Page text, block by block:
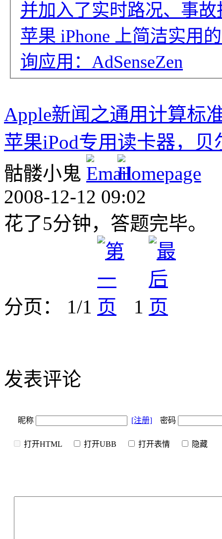
并加入了实时路况、事
苹果 iPhone 上简洁实用
询应用：AdSenseZen
Apple新闻之通用计算标
苹果iPod专用读卡器，贝
骷髅小鬼
2008-12-12 09:02
花了5分钟，答题完毕。
分页： 1/1 1
发表评论
昵称 [注册] 密码
打开HTML 打开UBB 打开表情 隐